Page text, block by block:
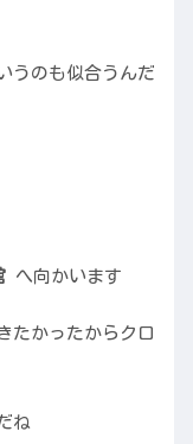
うのも似合うんだ
へ向かいます
たかったからクロ
ね